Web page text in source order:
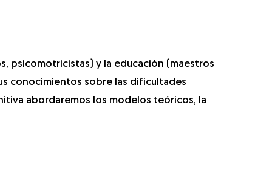
psicomotricistas) y la educación (maestros
conocimientos sobre las dificultades
abordaremos los modelos teóricos, la